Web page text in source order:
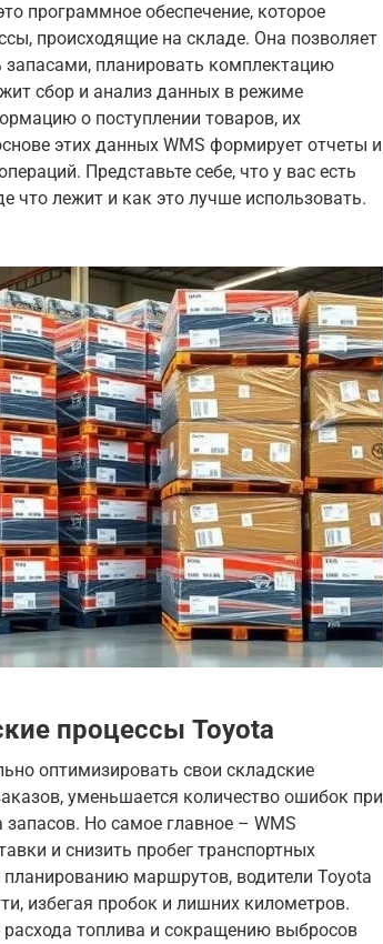
программное обеспечение, которое
происходящие на складе. Она позволяет
запасами, планировать комплектацию
сбор и анализ данных в режиме
о поступлении товаров, их
этих данных WMS формирует отчеты и
Представьте себе, что у вас есть
что лежит и как это лучше использовать.
процессы Toyota
оптимизировать свои складские
уменьшается количество ошибок при
Но самое главное – WMS
и снизить пробег транспортных
маршрутов, водители Toyota
избегая пробок и лишних километров.
топлива и сокращению выбросов